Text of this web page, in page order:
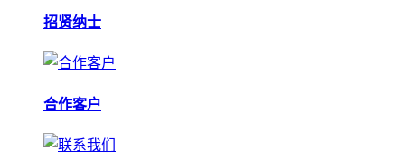
招贤纳士
合作客户